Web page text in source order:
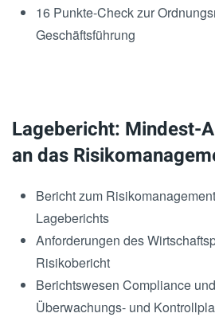
16 Punkte-Check zur
Geschäftsführung
Lagebericht: Mindest-
an das
Bericht zum
Lageberichts
Anforderungen des
Risikobericht
Berichtswesen Compliance
Überwachungs- und